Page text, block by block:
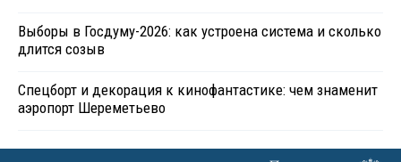
Выборы в Госдуму-2026: как устроена система и сколько
длится созыв
Спецборт и декорация к кинофантастике: чем знаменит
аэропорт Шереметьево